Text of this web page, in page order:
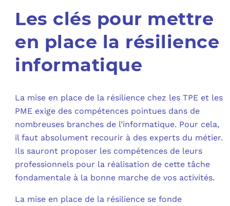
Les clés pour mettre
en place la résilience
informatique
La mise en place de la résilience chez les TPE et les
PME exige des compétences pointues dans de
nombreuses branches de l’informatique. Pour cela,
il faut absolument recourir à des experts du métier.
Ils sauront proposer les compétences de leurs
professionnels pour la réalisation de cette tâche
fondamentale à la bonne marche de vos activités.
La mise en place de la résilience se fonde